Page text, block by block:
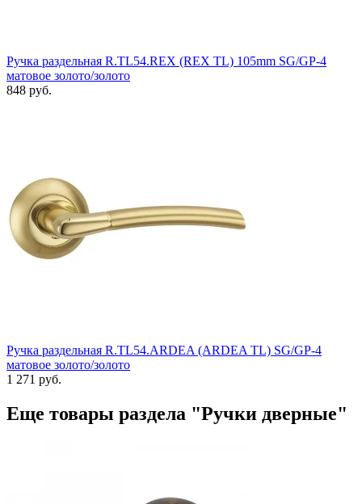
Ручка раздельная R.TL54.REX (REX TL) 105mm SG/GP-4
матовое золото/золото
848 руб.
Ручка раздельная R.TL54.ARDEA (ARDEA TL) SG/GP-4
матовое золото/золото
1 271 руб.
Еще товары раздела "Ручки дверные"